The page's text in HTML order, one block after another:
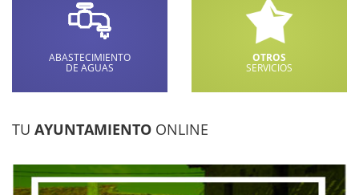
ABASTECIMIENTO
DE AGUAS
OTROS
SERVICIOS
TU AYUNTAMIENTO ONLINE